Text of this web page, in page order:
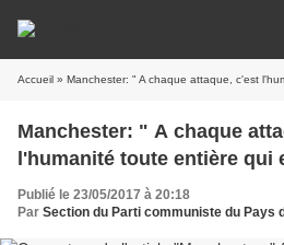
Accueil » Manchester: " A chaque attaque, c'est
Manchester: " A chaque
l'humanité toute entière qui
Publié le 23/05/2017 à 20:18
Par Section du Parti communiste du Pays